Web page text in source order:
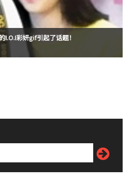
I.O.I彩妍gif引起了话题！